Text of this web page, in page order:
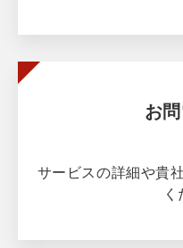
お
サービスの詳細や貴
く